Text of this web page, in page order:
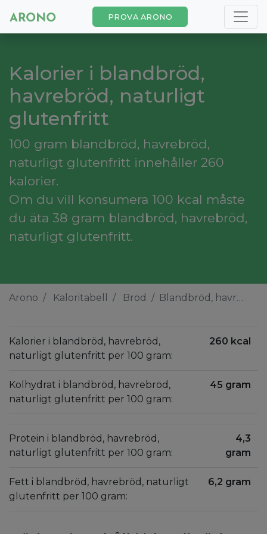
PROVA ARONO
Kalorier i blandbröd,
havrebröd, naturligt
glutenfritt
100 gram blandbröd, havrebröd,
naturligt glutenfritt innehåller 260
kalorier.
Om du vill konsumera 100 kcal måste
du äta 38 gram blandbröd, havrebröd,
naturligt glutenfritt.
Arono Kaloritabell Bröd Blandbröd, havrebröd, naturligt glutenfritt
Kalorier i blandbröd, havrebröd,
naturligt glutenfritt per 100 gram:
260 kcal
Kolhydrat i blandbröd, havrebröd,
naturligt glutenfritt per 100 gram:
45 gram
Protein i blandbröd, havrebröd,
naturligt glutenfritt per 100 gram:
4,3
gram
Fett i blandbröd, havrebröd, naturligt
glutenfritt per 100 gram:
6,2 gram